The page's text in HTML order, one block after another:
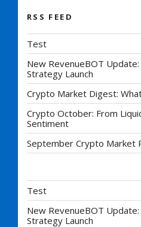
RSS FEED
Test
New RevenueBOT
Strategy Launch
Crypto Market Digest:
Crypto October: From
Sentiment
September Crypto Market
Test
New RevenueBOT
Strategy Launch